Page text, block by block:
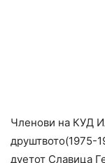
Членови на КУД
друштвото(1975-
дуетот Славица